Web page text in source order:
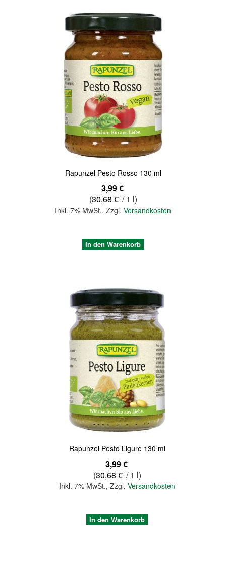
Rapunzel Pesto Rosso 130 ml
3,99 €
(30,68 € / 1 l)
Inkl. 7% MwSt., Zzgl. Versandkosten
In den Warenkorb
Rapunzel Pesto Ligure 130 ml
3,99 €
(30,68 € / 1 l)
Inkl. 7% MwSt.,Zzgl.Versandkosten
In den Warenkorb